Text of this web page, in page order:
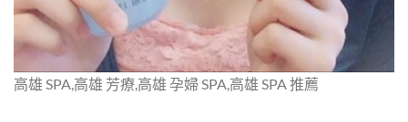
高雄 SPA,高雄 芳療,高雄 孕婦 SPA,高雄 SPA 推薦